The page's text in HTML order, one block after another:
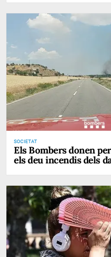
SOCIETAT
Els Bombers donen
els deu incendis dels